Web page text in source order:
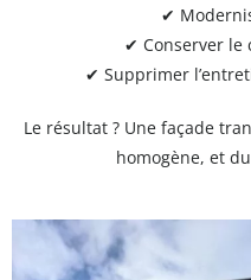
✔
✔ Conserver le
✔ Supprimer
Le résultat ? Une façade
homogène, et